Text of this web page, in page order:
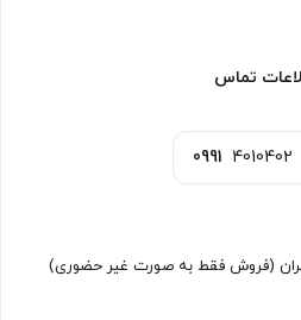
تماس
0991 4010402
(فروش فقط به صورت غیر حضوری)